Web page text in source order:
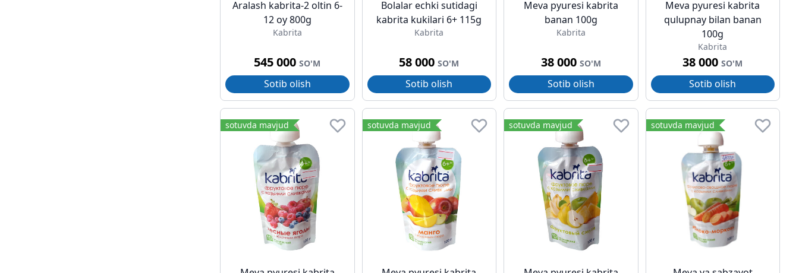
Aralash kabrita-2 oltin 6-
12 oy 800g
Kabrita
545 000SO'M
Sotib olish
Bolalar echki sutidagi
kabrita kukilari 6+ 115g
Kabrita
58 000SO'M
Sotib olish
Meva pyuresi kabrita
banan 100g
Kabrita
38 000 SO'M
Sotib olish
Meva pyuresi kabrita
qulupnay bilan banan
100g
Kabrita
38 000SO'M
Sotib olish
sotuvda mavjud sotuvda mavjud sotuvda mavjud sotuvda mavjud